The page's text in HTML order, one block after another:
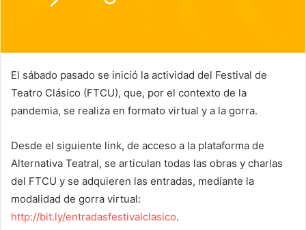
El sábado pasado se inició la actividad del Festival de
Teatro Clásico (FTCU), que, por el contexto de la
pandemia, se realiza en formato virtual y a la gorra.
Desde el siguiente link, de acceso a la plataforma de
Alternativa Teatral, se articulan todas las obras y charlas
del FTCU y se adquieren las entradas, mediante la
modalidad de gorra virtual:
http://bit.ly/entradasfestivalclasico.